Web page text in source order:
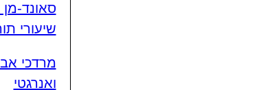
סאונד-
שיעורי
מרדכי
ואנרגטי